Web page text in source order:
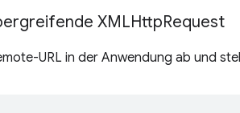
XMLHttpRequest
URL in der Anwendung ab und